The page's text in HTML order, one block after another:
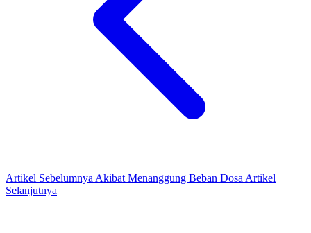
Artikel Sebelumnya Akibat Menanggung Beban Dosa Artikel
Selanjutnya